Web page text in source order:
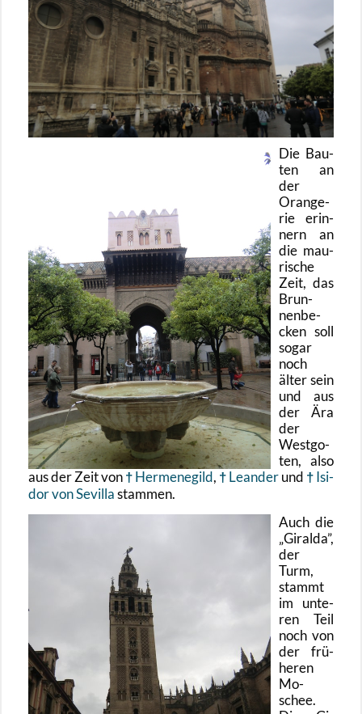
Die Bau­
ten an
der
Oran­ge­
rie er­in­
nern an
die mau­
ri­sche
Zeit, das
Brun­
nen­be­
cken soll
sogar
noch
älter sein
und aus
der Ära
der
West­go­
ten, also
aus der Zeit von
Her­me­ne­gild, Le­an­derund
Isi­
dor von Se­vil­lastam­men.
Auch die
Gi­ral­da,
der
Turm,
stammt
im un­te­
ren Teil
noch von
der frü­
he­ren
Mo­
schee.